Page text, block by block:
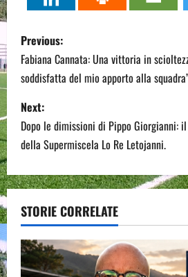
P
o
s
t
n
a
v
i
g
Previous:
Fabiana Cannata: Una vittoria in
soddisfatta del mio apporto alla
Next:
Dopo le dimissioni di Pippo Giorgianni:
della Supermiscela Lo Re Letojanni.
STORIE CORRELATE